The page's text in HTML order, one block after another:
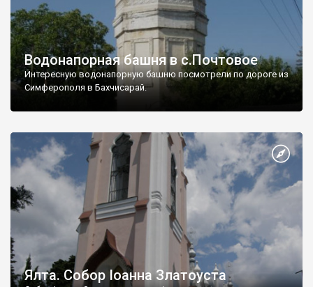
Водонапорная башня в с.Почтовое
Интересную водонапорную башню посмотрели по дороге из
Симферополя в Бахчисарай.
Ялта. Собор Іоанна Златоуста